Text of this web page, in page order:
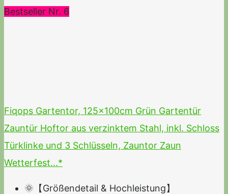
Bestseller Nr. 6
Fiqops Gartentor, 125x100cm Grün Gartentür
Zauntür Hoftor aus verzinktem Stahl, inkl. Schloss
Türklinke und 3 Schlüsseln, Zauntor Zaun
Wetterfest...*
🌞【Größendetail & Hochleistung】